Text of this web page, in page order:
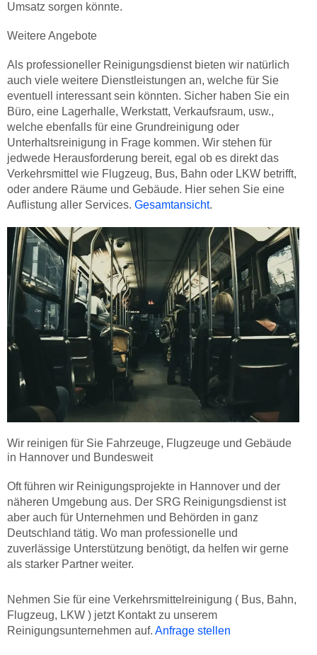
Umsatz sorgen könnte.
Weitere Angebote
Als professioneller Reinigungsdienst bieten wir natürlich
auch viele weitere Dienstleistungen an, welche für Sie
eventuell interessant sein könnten. Sicher haben Sie ein
Büro, eine Lagerhalle, Werkstatt, Verkaufsraum, usw.,
welche ebenfalls für eine Grundreinigung oder
Unterhaltsreinigung in Frage kommen. Wir stehen für
jedwede Herausforderung bereit, egal ob es direkt das
Verkehrsmittel wie Flugzeug, Bus, Bahn oder LKW betrifft,
oder andere Räume und Gebäude. Hier sehen Sie eine
Auflistung aller Services. Gesamtansicht.
Wir reinigen für Sie Fahrzeuge, Flugzeuge und Gebäude
in Hannover und Bundesweit
Oft führen wir Reinigungsprojekte in Hannover und der
näheren Umgebung aus. Der SRG Reinigungsdienst ist
aber auch für Unternehmen und Behörden in ganz
Deutschland tätig. Wo man professionelle und
zuverlässige Unterstützung benötigt, da helfen wir gerne
als starker Partner weiter.
Nehmen Sie für eine Verkehrsmittelreinigung ( Bus, Bahn,
Flugzeug, LKW ) jetzt Kontakt zu unserem
Reinigungsunternehmen auf. Anfrage stellen